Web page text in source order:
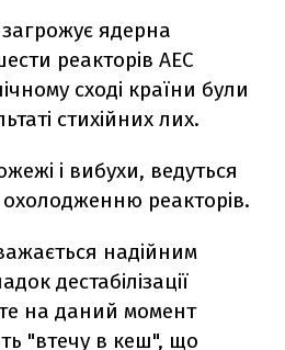
ядерна
реакторів АЕС
сході країни були
стихійних лих.
і вибухи, ведуться
реакторів.
надійним
дестабілізації
на даний момент
"втечу в кеш", що